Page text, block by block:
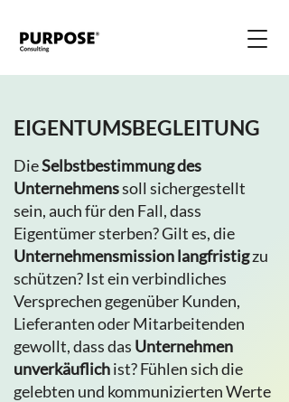
EIGENTUMSBEGLEITUNG
DieSelbstbestimmung des
Unternehmenssoll sichergestellt
sein, auch für den Fall, dass
Eigentümer sterben? Gilt es, die
Unternehmensmission langfristigzu
schützen? Ist ein verbindliches
Versprechen gegenüber Kunden,
Lieferanten oder Mitarbeitenden
gewollt, dass das Unternehmen
unverkäuflichist? Fühlen sich die
gelebten und kommunizierten Werte